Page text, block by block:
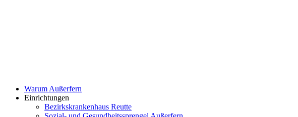
Warum Außerfern
Einrichtungen
Bezirkskrankenhaus Reutte